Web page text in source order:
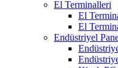
El Terminalleri
El
El
Endüstriyel